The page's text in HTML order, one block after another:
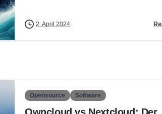
2. April 2024
Opensource Software